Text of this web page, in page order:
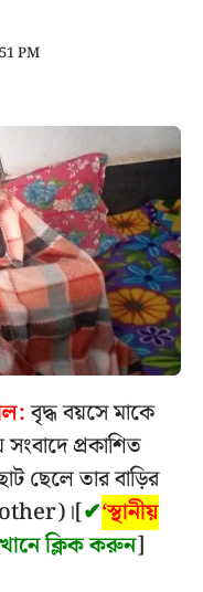
PM
বৃদ্ধ বয়সে মাকে
প্রকাশিত
ছেলে তার বাড়ির
✔‘স্থানীয়
ক্লিক করুন]